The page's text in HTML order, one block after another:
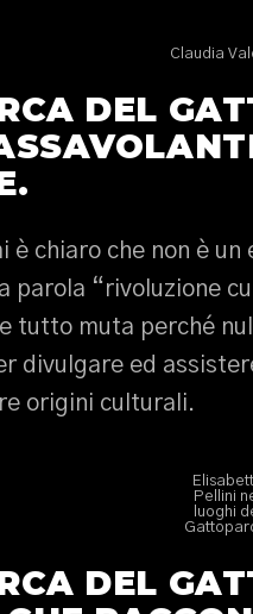
Claudia
DEL
è chiaro che non è
parola “rivoluzione
tutto muta perché
divulgare ed
origini culturali.
Pellini
luoghi
DEL